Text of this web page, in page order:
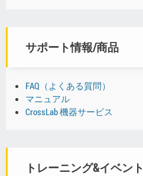
サポート情報/商品
FAQ（よくある質問）
マニュアル
CrossLab 機器サービス
トレーニング&イベント